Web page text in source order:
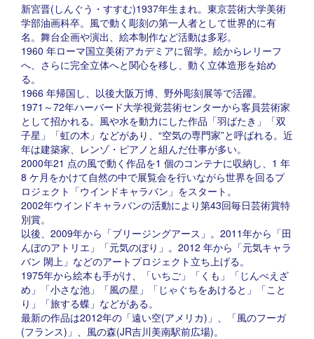
新宮晋(しんぐう・すすむ)1937年生まれ。東京芸術大学美術
学部油画科卒。風で動く彫刻の第一人者として世界的に有
名。舞台企画や演出、絵本制作など活動は多彩。
1960 年ローマ国立美術アカデミアに留学。絵からレリーフ
へ、さらに完全立体へと関心を移し、動く立体造形を始め
る。
1966 年帰国し、以後大阪万博、野外彫刻展等で活躍。
1971～72年ハーバード大学視覚芸術センターから客員芸術家
として招かれる。風や水を動力にした作品「羽ばたき」「双
子星」「虹の木」などがあり、“空気の専門家”と呼ばれる。近
年は建築家、レンゾ・ピアノと組んだ仕事が多い。
2000年21 点の風で動く作品を1 個のコンテナに収納し、1 年
8 ケ月をかけて自然の中で展覧会を行いながら世界を回るプ
ロジェクト「ウインドキャラバン」をスタート。
2002年ウインドキャラバンの活動により第43回毎日芸術賞特
別賞。
以後、2009年から「ブリージングアース」。2011年から「田
んぼのアトリエ」「元気のぼり」。2012 年から「元気キャラ
バン 閖上」などのアートプロジェクト立ち上げる。
1975年から絵本も手がけ、「いちご」「くも」「じんべえざ
め」「小さな池」「風の星」「じゃぐちをあけると」「こと
り」「旅する蝶」などがある。
最新の作品は2012年の「遠い空(アメリカ)」、「風のフーガ
(フランス)」、風の森(JR吉川美南駅前広場)。